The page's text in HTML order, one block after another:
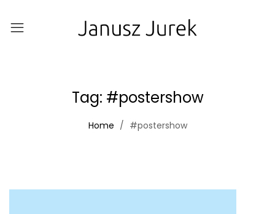
Tag: #postershow
Home #postershow